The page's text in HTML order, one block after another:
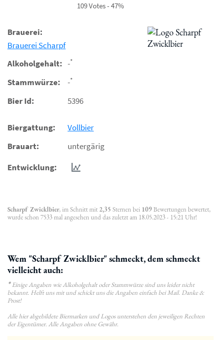
109 Votes - 47%
Brauerei:
Brauerei Scharpf
Alkoholgehalt: -*
Stammwürze: -*
Bier Id: 5396
Biergattung:
Vollbier
Brauart:
untergärig
Entwicklung:
Scharpf Zwicklbier, im Schnitt mit 2,35 Sternen bei 109Bewertungen bewertet,
wurde schon 7533 mal angesehen und das zuletzt am 18.05.2023 - 15:21 Uhr!
Wem "Scharpf Zwicklbier" schmeckt, dem schmeckt
vielleicht auch:
*Einige Angaben wie Alkoholgehalt oder Stammwürze sind uns leider nicht
bekannt. Helft uns mit und schickt uns die Angaben einfach bei Mail. Danke &
Prost!
Alle hier abgebildete Biermarken und Logos unterstehen den jeweiligen Rechten
der Eigentümer. Alle Angaben ohne Gewähr.